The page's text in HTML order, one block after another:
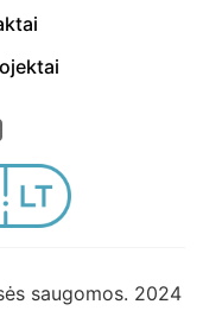
saugomos. 2024